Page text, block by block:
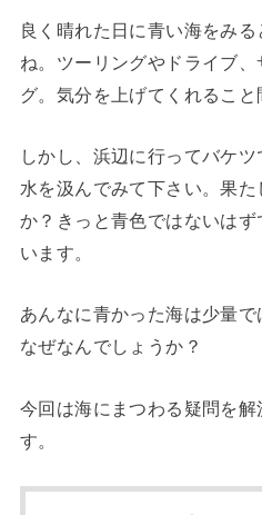
良く晴れた日に青い海をみ
ね。ツーリングやドライブ
グ。気分を上げてくれること
しかし、浜辺に行ってバケ
水を汲んでみて下さい。果
か？きっと青色ではないは
います。
あんなに青かった海は少量
なぜなんでしょうか？
今回は海にまつわる疑問を解
す。